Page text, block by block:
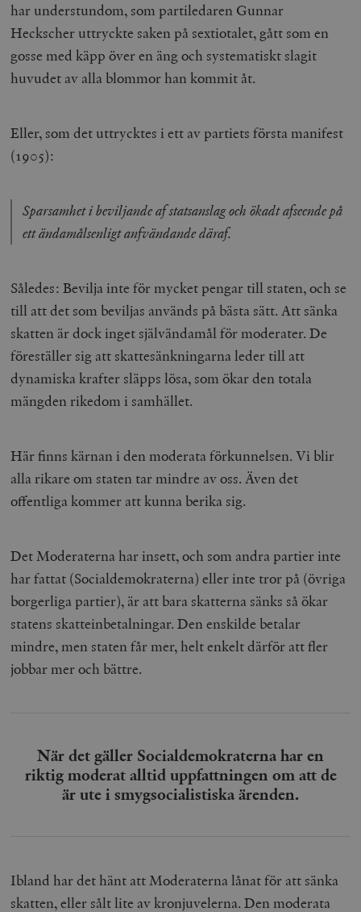
har understundom, som partiledaren Gunnar
Heckscher uttryckte saken på sextiotalet, gått som en
gosse med käpp över en äng och systematiskt slagit
huvudet av alla blommor han kommit åt.
Eller, som det uttrycktes i ett av partiets första manifest
(1905):
Sparsamhet i beviljande af statsanslag och ökadt afseende på
ett ändamålsenligt anfvändande däraf.
Således: Bevilja inte för mycket pengar till staten, och se
till att det som beviljas används på bästa sätt. Att sänka
skatten är dock inget självändamål för moderater. De
föreställer sig att skattesänkningarna leder till att
dynamiska krafter släpps lösa, som ökar den totala
mängden rikedom i samhället.
Här finns kärnan i den moderata förkunnelsen. Vi blir
alla rikare om staten tar mindre av oss. Även det
offentliga kommer att kunna berika sig.
Det Moderaterna har insett, och som andra partier inte
har fattat (Socialdemokraterna) eller inte tror på (övriga
borgerliga partier), är att bara skatterna sänks så ökar
statens skatteinbetalningar. Den enskilde betalar
mindre, men staten får mer, helt enkelt därför att fler
jobbar mer och bättre.
När det gäller Socialdemokraterna har en
riktig moderat alltid uppfattningen om att de
är ute i smygsocialistiska ärenden.
Ibland har det hänt att Moderaterna lånat för att sänka
skatten, eller sålt lite av kronjuvelerna. Den moderata